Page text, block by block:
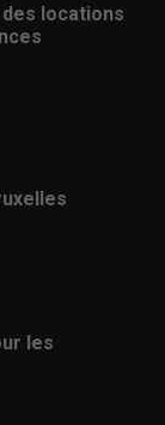
locations
les